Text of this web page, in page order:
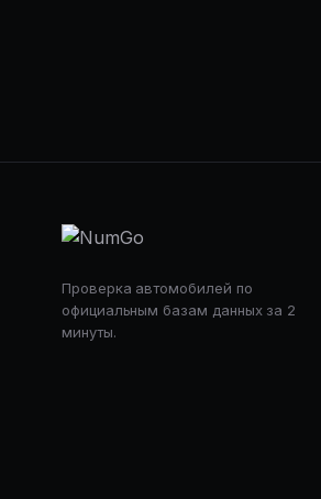
Проверка автомобилей по
официальным базам данных за 2
минуты.